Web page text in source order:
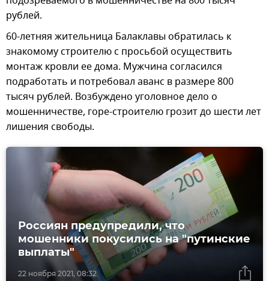
рублей.
60-летняя жительница Балаклавы обратилась к
знакомому строителю с просьбой осуществить
монтаж кровли ее дома. Мужчина согласился
подработать и потребовал аванс в размере 800
тысяч рублей. Возбуждено уголовное дело о
мошенничестве, горе-строителю грозит до шести лет
лишения свободы.
22 ноября 2021, 08:32
Россиян предупредили, что
мошенники покусились на "путинские
выплаты"